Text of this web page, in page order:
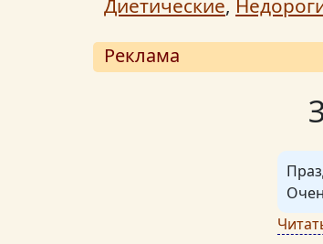
Диетические,
Реклама